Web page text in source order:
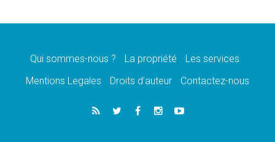
pour relever les «défis urgents»
À Sainte-Marie-Majeure, la grâce de Dieu
06.08.2026
Léon XIV aux jeunes d'Assise: «l'Europe et
Qui sommes-nous ? La propriété
Les services
Mentions Legales
Droits d’auteur Contactez-nous